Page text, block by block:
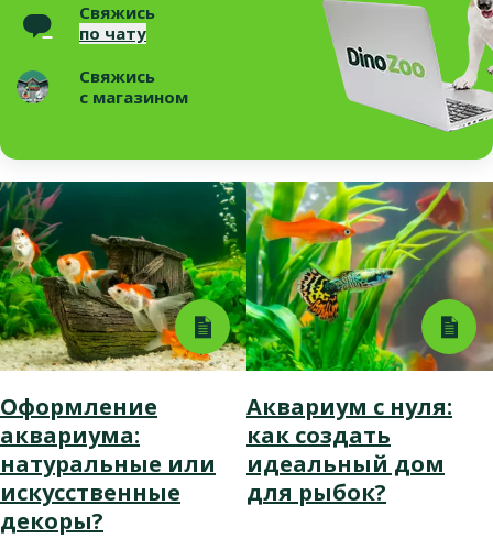
Свяжись
по чату
Свяжись
с магазином
Оформление
аквариума:
натуральные или
искусственные
декоры?
Аквариум с нуля:
как создать
идеальный дом
для рыбок?